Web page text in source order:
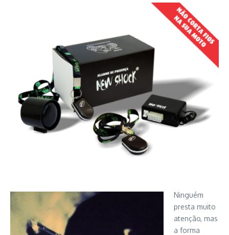
Ninguém
presta muito
atenção, mas
a forma